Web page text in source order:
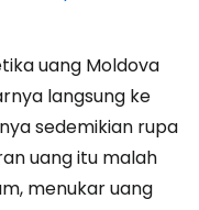
uang Moldova
langsung ke
sedemikian rupa
uang itu malah
menukar uang